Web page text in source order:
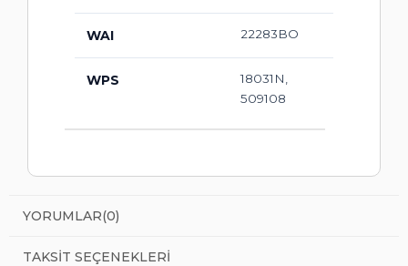
WAI 22283BO
WPS
18031N,
509108
YORUMLAR(0)
TAKSIT SEÇENEKLERI